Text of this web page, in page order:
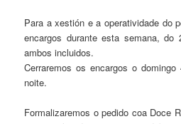
Para a xestión e a operatividade do
encargos durante esta semana,
ambos incluidos.
Cerraremos os encargos o
noite.
Formalizaremos o pedido coa Doce